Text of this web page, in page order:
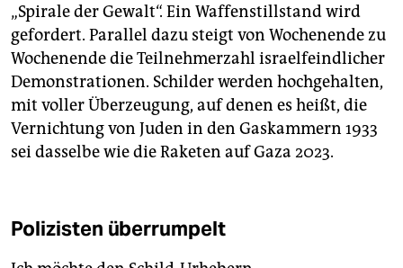
„Spirale der Gewalt“. Ein Waffenstillstand wird
gefordert. Parallel dazu steigt von Wochenende zu
Wochenende die Teilnehmerzahl israelfeindlicher
Demonstrationen. Schilder werden hochgehalten,
mit voller Überzeugung, auf denen es heißt, die
Vernichtung von Juden in den Gaskammern 1933
sei dasselbe wie die Raketen auf Gaza 2023.
Polizisten überrumpelt